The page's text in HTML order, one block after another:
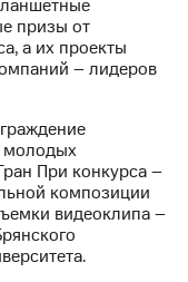
призы от
а их проекты
– лидеров
молодых
При конкурса –
композиции
видеоклипа –